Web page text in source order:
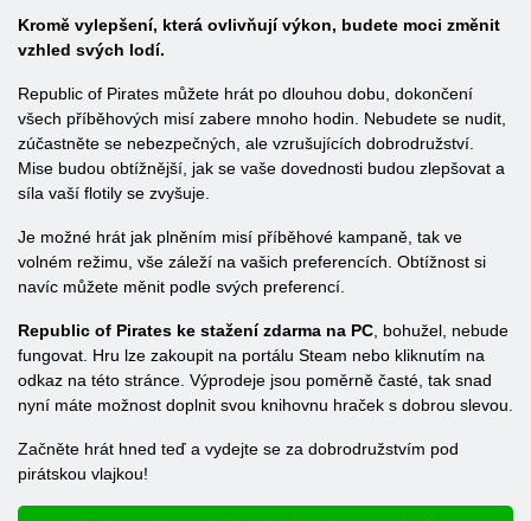
Kromě vylepšení, která ovlivňují výkon, budete moci změnit
vzhled svých lodí.
Republic of Pirates můžete hrát po dlouhou dobu, dokončení
všech příběhových misí zabere mnoho hodin. Nebudete se nudit,
zúčastněte se nebezpečných, ale vzrušujících dobrodružství.
Mise budou obtížnější, jak se vaše dovednosti budou zlepšovat a
síla vaší flotily se zvyšuje.
Je možné hrát jak plněním misí příběhové kampaně, tak ve
volném režimu, vše záleží na vašich preferencích. Obtížnost si
navíc můžete měnit podle svých preferencí.
Republic of Pirates ke stažení zdarma na PC , bohužel, nebude
fungovat. Hru lze zakoupit na portálu Steam nebo kliknutím na
odkaz na této stránce. Výprodeje jsou poměrně časté, tak snad
nyní máte možnost doplnit svou knihovnu hraček s dobrou slevou.
Začněte hrát hned teď a vydejte se za dobrodružstvím pod
pirátskou vlajkou!